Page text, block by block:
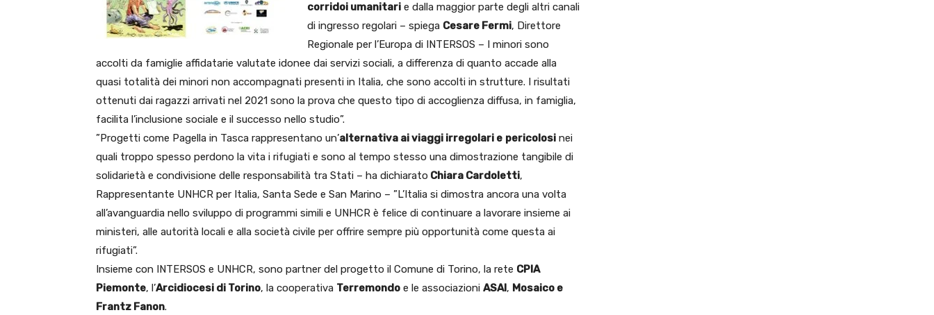
corridoi umanitari e dalla maggior parte degli altri canali
di ingresso regolari – spiega Cesare Fermi, Direttore
Regionale per l’Europa di INTERSOS – I minori sono
accolti da famiglie affidatarie valutate idonee dai servizi sociali, a differenza di quanto accade alla
quasi totalità dei minori non accompagnati presenti in Italia, che sono accolti in strutture. I risultati
ottenuti dai ragazzi arrivati nel 2021 sono la prova che questo tipo di accoglienza diffusa, in famiglia,
facilita l’inclusione sociale e il successo nello studio”.
”Progetti come Pagella in Tasca rappresentano un’alternativa ai viaggi irregolari e pericolosi nei
quali troppo spesso perdono la vita i rifugiati e sono al tempo stesso una dimostrazione tangibile di
solidarietà e condivisione delle responsabilità tra Stati – ha dichiarato Chiara Cardoletti,
Rappresentante UNHCR per Italia, Santa Sede e San Marino – ”L’Italia si dimostra ancora una volta
all’avanguardia nello sviluppo di programmi simili e UNHCR è felice di continuare a lavorare insieme ai
ministeri, alle autorità locali e alla società civile per offrire sempre più opportunità come questa ai
rifugiati”.
Insieme con INTERSOS e UNHCR, sono partner del progetto il Comune di Torino, la rete CPIA
Piemonte, l’Arcidiocesi di Torino, la cooperativa Terremondo e le associazioni ASAI, Mosaico e
Frantz Fanon.